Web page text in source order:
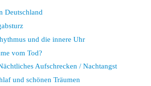
Deutschland
und die innere Uhr
vom Tod?
Aufschrecken / Nachtangst
und schönen Träumen